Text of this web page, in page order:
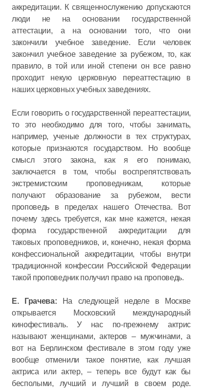
аккредитации. К священнослужению допускаются
люди не на основании государственной
аттестации, а на основании того, что они
закончили учебное заведение. Если человек
закончил учебное заведение за рубежом, то, как
правило, в той или иной степени он все равно
проходит некую церковную переаттестацию в
наших церковных учебных заведениях.
Если говорить о государственной переаттестации,
то это необходимо для того, чтобы занимать,
например, ученые должности в тех структурах,
которые признаются государством. Но вообще
смысл этого закона, как я его понимаю,
заключается в том, чтобы воспрепятствовать
экстремистским проповедникам, которые
получают образование за рубежом, вести
проповедь в пределах нашего Отечества. Вот
почему здесь требуется, как мне кажется, некая
форма государственной аккредитации для
таковых проповедников, и, конечно, некая форма
конфессиональной аккредитации, чтобы внутри
традиционной конфессии Российской Федерации
такой проповедник получил право на проповедь.
Е. Грачева: На следующей неделе в Москве
открывается Московский международный
кинофестиваль. У нас по-прежнему актрис
называют женщинами, актеров – мужчинами, а
вот на Берлинском фестивале в этом году уже
вообще отменили такое понятие, как лучшая
актриса или актер, – теперь все будут как бы
бесполыми, лучший и лучший в своем роде.